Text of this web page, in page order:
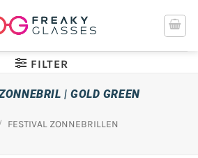
FILTER
| GOLD GREEN
FESTIVAL ZONNEBRILLEN